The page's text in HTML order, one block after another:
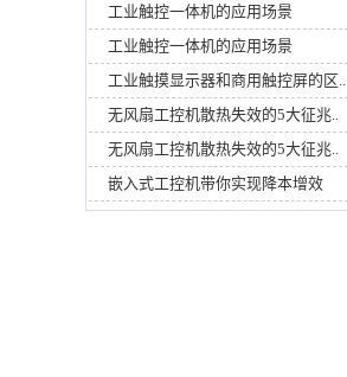
工业触控一体机的应用场景
工业触控一体机的应用场景
工业触摸显示器和商用触控屏的区..
无风扇工控机散热失效的5大征兆..
无风扇工控机散热失效的5大征兆..
嵌入式工控机带你实现降本增效